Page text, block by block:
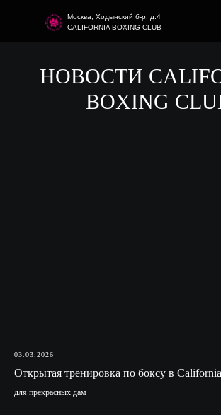
Москва, Ходынский б-р, д.4
CALIFORNIA BOXING CLUB
НОВОСТИ
BOXING
03.03.2026
Открытая тренировка по боксу в
для прекрасных дам